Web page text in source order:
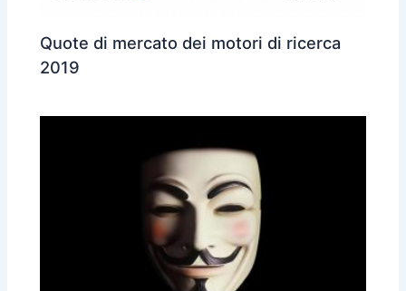
Quote di mercato dei motori di ricerca
2019